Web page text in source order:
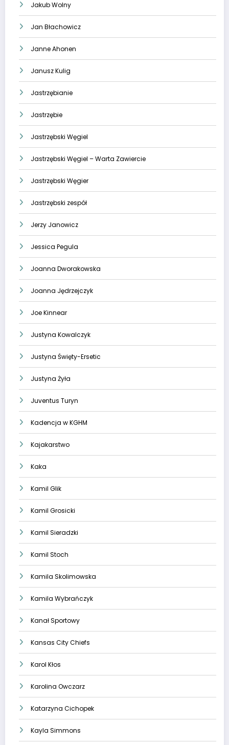
Jakub Wolny
Jan Błachowicz
Janne Ahonen
Janusz Kulig
Jastrzębianie
Jastrzębie
Jastrzębski Węgiel
Jastrzębski Węgiel – Warta Zawiercie
Jastrzębski Węgier
Jastrzębski zespół
Jerzy Janowicz
Jessica Pegula
Joanna Dworakowska
Joanna Jędrzejczyk
Joe Kinnear
Justyna Kowalczyk
Justyna Święty-Ersetic
Justyna Żyła
Juventus Turyn
Kadencja w KGHM
Kajakarstwo
Kaka
Kamil Glik
Kamil Grosicki
Kamil Sieradzki
Kamil Stoch
Kamila Skolimowska
Kamila Wybrańczyk
Kanał Sportowy
Kansas City Chiefs
Karol Kłos
Karolina Owczarz
Katarzyna Cichopek
Kayla Simmons